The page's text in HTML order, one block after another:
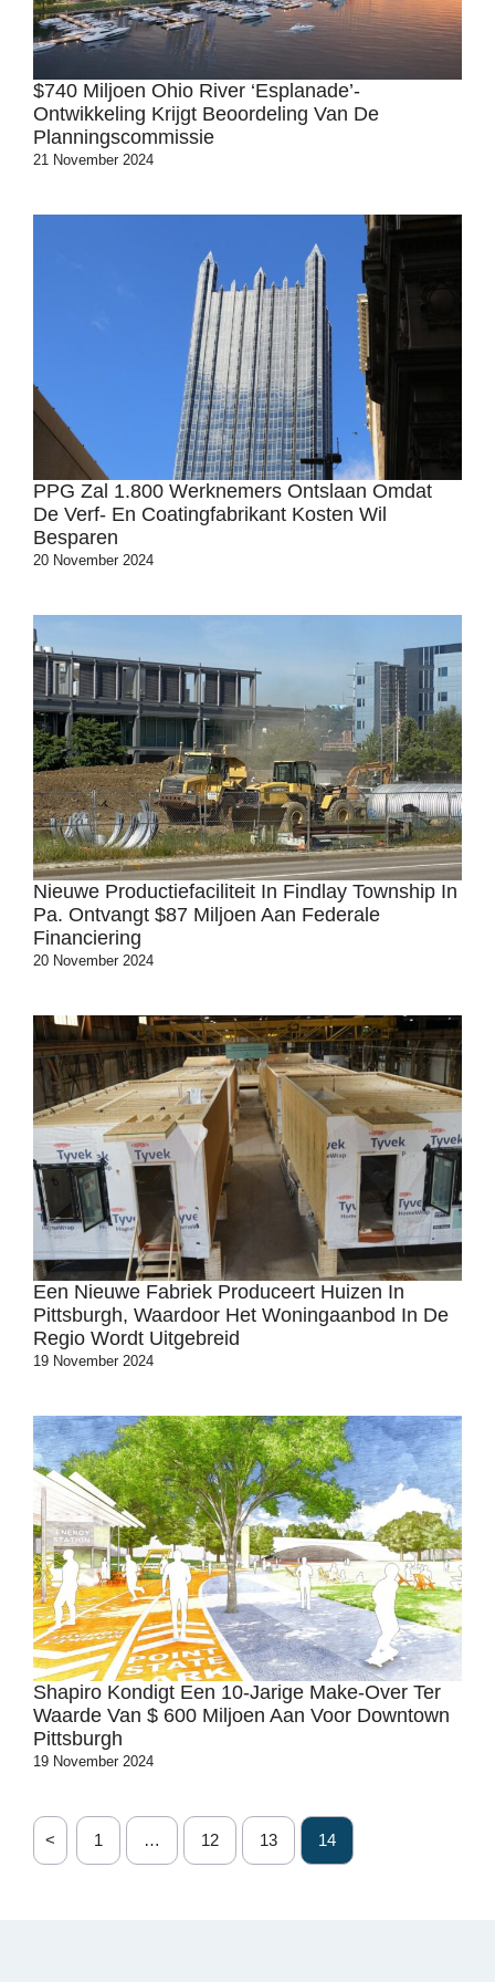
$740 Miljoen Ohio River ‘Esplanade’-
Ontwikkeling Krijgt Beoordeling Van De
Planningscommissie
21 November 2024
PPG Zal 1.800 Werknemers Ontslaan Omdat
De Verf- En Coatingfabrikant Kosten Wil
Besparen
20 November 2024
Nieuwe Productiefaciliteit In Findlay Township In
Pa. Ontvangt $87 Miljoen Aan Federale
Financiering
20 November 2024
Een Nieuwe Fabriek Produceert Huizen In
Pittsburgh, Waardoor Het Woningaanbod In De
Regio Wordt Uitgebreid
19 November 2024
Shapiro Kondigt Een 10-Jarige Make-Over Ter
Waarde Van $ 600 Miljoen Aan Voor Downtown
Pittsburgh
19 November 2024
< 1 … 12 13 14